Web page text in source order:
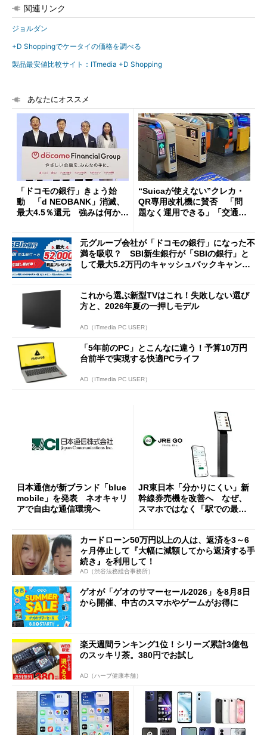
関連リンク
ジョルダン
+D Shoppingでケータイの価格を調べる
製品最安値比較サイト：ITmedia +D Shopping
あなたにオススメ
「ドコモの銀行」きょう始
動 「d NEOBANK」消滅、
最大4.5％還元 強みは何か解
“Suicaが使えない”クレカ・
QR専用改札機に賛否 「問
題なく運用できる」「交通系I
元グループ会社が「ドコモの銀行」になった不
満を吸収？ SBI新生銀行が「SBIの銀行」と
して最大5.2万円のキャッシュバックキャンペ
これから選ぶ新型TVはこれ！失敗しない選び
方と、2026年夏の一押しモデル
AD（ITmedia PC USER）
「5年前のPC」とこんなに違う！予算10万円
台前半で実現する快適PCライフ
AD（ITmedia PC USER）
日本通信が新ブランド「blue
mobile」を発表 ネオキャリ
アで自由な通信環境へ
JR東日本「分かりにくい」新
幹線券売機を改善へ なぜ、
スマホではなく「駅での最短
カードローン50万円以上の人は、返済を3～6
ヶ月停止して『大幅に減額してから返済する手
続き』を利用して！
AD（渋谷法務総合事務所）
ゲオが「ゲオのサマーセール2026」を8月8日
から開催、中古のスマホやゲームがお得に
楽天週間ランキング1位！シリーズ累計3億包
のスッキリ茶。380円でお試し
AD（ハーブ健康本舗）